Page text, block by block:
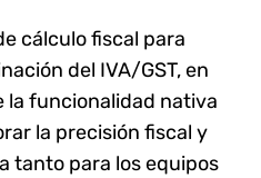
cálculo fiscal para
del IVA/GST, en
la funcionalidad nativa
la precisión fiscal y
tanto para los equipos